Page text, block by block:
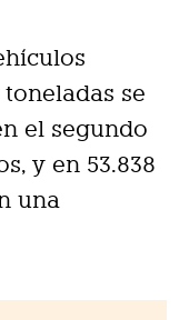
se
el segundo
y en 53.838
una